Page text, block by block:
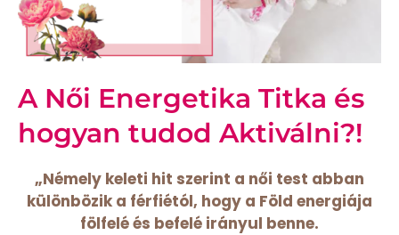
A Női Energetika Titka és
hogyan tudod Aktiválni?!
„Némely keleti hit szerint a női test abban
különbözik a férfiétól, hogy a Föld energiája
fölfelé és befelé irányul benne.